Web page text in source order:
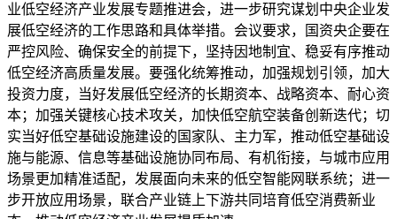
业低空经济产业发展专题推进会，进一步研究谋划中央企业发
展低空经济的工作思路和具体举措。会议要求，国资央企要在
严控风险、确保安全的前提下，坚持因地制宜、稳妥有序推动
低空经济高质量发展。要强化统筹推动，加强规划引领，加大
投资力度，当好发展低空经济的长期资本、战略资本、耐心资
本；加强关键核心技术攻关，加快低空航空装备创新迭代；切
实当好低空基础设施建设的国家队、主力军，推动低空基础设
施与能源、信息等基础设施协同布局、有机衔接，与城市应用
场景更加精准适配，发展面向未来的低空智能网联系统；进一
步开放应用场景，联合产业链上下游共同培育低空消费新业